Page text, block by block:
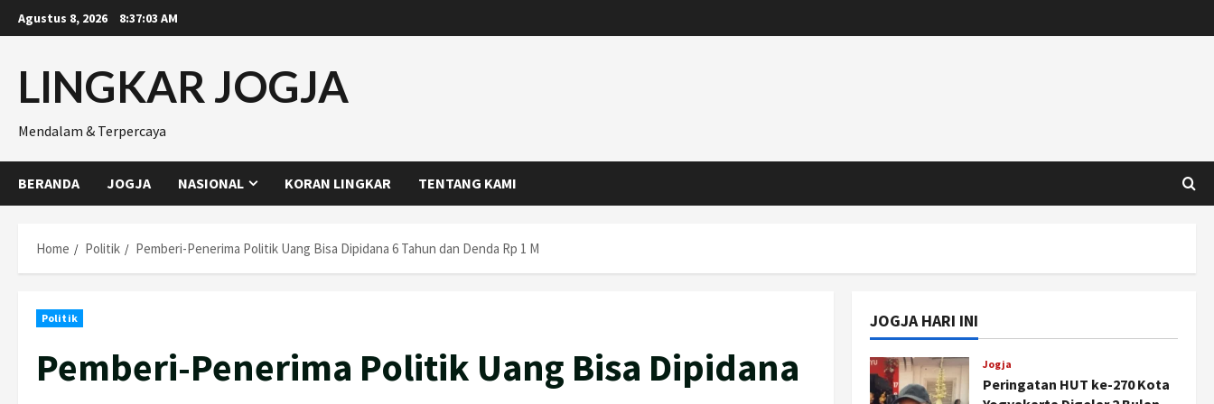
Skip
to
Agustus 8, 2026 8:37:04 AM
LINGKAR JOGJA
Mendalam & Terpercaya
BERANDA JOGJA NASIONAL KORAN LINGKAR TENTANG KAMI
Home Politik Pemberi-Penerima Politik Uang Bisa Dipidana 6 Tahun dan Denda Rp 1 M
Politik
Pemberi-Penerima Politik Uang Bisa Dipidana
JOGJA HARI INI
Jogja
Peringatan HUT ke-270 Kota